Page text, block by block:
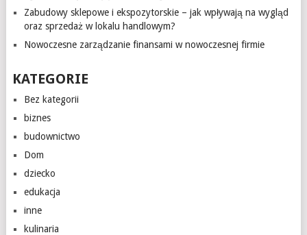
Zabudowy sklepowe i ekspozytorskie – jak wpływają na wygląd
oraz sprzedaż w lokalu handlowym?
Nowoczesne zarządzanie finansami w nowoczesnej firmie
KATEGORIE
Bez kategorii
biznes
budownictwo
Dom
dziecko
edukacja
inne
kulinaria